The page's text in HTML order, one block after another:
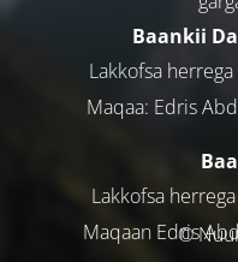
Baankii
Lakkofsa
Maqaa: Edris
Lakkofsa
Maqaan Edris
©